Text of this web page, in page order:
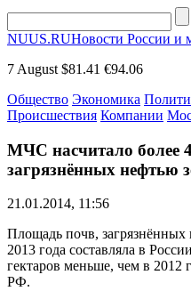
NUUS.RUНовости России и
7 August $81.41 €94.06
Общество Экономика
Происшествия Компании
МЧС насчитало более
загрязнённых нефтью
21.01.2014, 11:56
Площадь почв, загрязнённых
2013 года составляла в
гектаров меньше, чем в
РФ.